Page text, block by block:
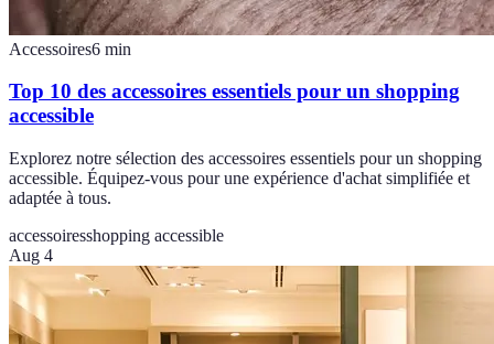
Accessoires6 min
Top 10 des accessoires essentiels pour un shopping
accessible
Explorez notre sélection des accessoires essentiels pour un shopping
accessible. Équipez-vous pour une expérience d'achat simplifiée et
adaptée à tous.
accessoiresshopping accessible
Aug 4